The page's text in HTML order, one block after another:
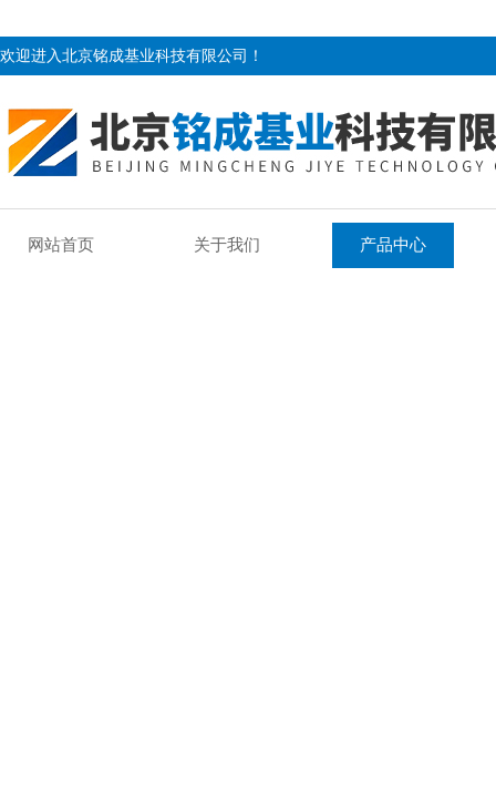
欢迎进入北京铭成基业科技有限公司！
网站首页 关于我们 产品中心